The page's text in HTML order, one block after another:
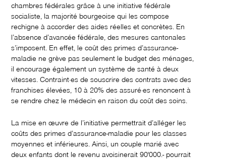
chambres fédérales grâce à une initiative fédérale
socialiste, la majorité bourgeoise qui les compose
rechigne à accorder des aides réelles et concrètes. En
l’absence d’avancée fédérale, des mesures cantonales
s’imposent. En effet, le coût des primes d’assurance-
maladie ne grève pas seulement le budget des ménages,
il encourage également un système de santé à deux
vitesses. Contraint·es de souscrire des contrats avec des
franchises élevées, 10 à 20% des assuré·es renoncent à
se rendre chez le médecin en raison du coût des soins.
La mise en œuvre de l’initiative permettrait d’alléger les
coûts des primes d’assurance-maladie pour les classes
moyennes et inférieures. Ainsi, un couple marié avec
deux enfants dont le revenu avoisinerait 90'000.- pourrait